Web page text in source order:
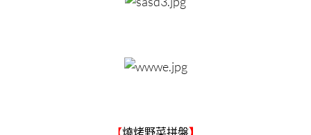
【燒烤野菜拼盤】